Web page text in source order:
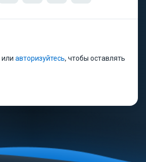
или авторизуйтесь, чтобы оставлять